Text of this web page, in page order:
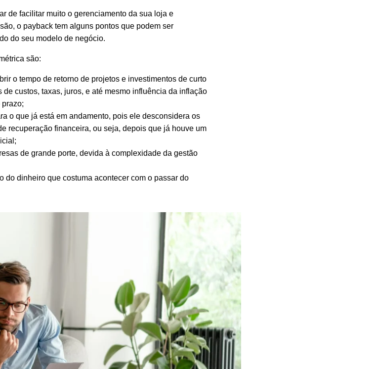
de facilitar muito o gerenciamento da sua loja e
o payback tem alguns pontos que podem ser
do seu modelo de negócio.
são:
o tempo de retorno de projetos e investimentos decurto
de custos, taxas, juros, e até mesmo influência da inflação
o que já está em andamento, pois ele desconsidera os
recuperação financeira, ou seja, depois que já houve um
de grande porte, devida à complexidade da gestão
do dinheiro que costuma acontecer com o passar do